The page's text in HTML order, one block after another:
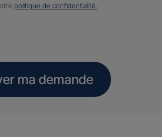
politique de confidentialité.
ma demande